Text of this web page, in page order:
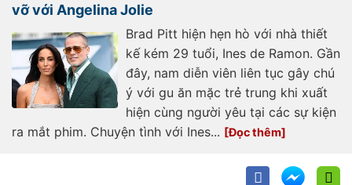
vỡ với Angelina Jolie
Brad Pitt hiện hẹn hò với nhà thiết
kế kém 29 tuổi, Ines de Ramon. Gần
đây, nam diễn viên liên tục gây chú
ý với gu ăn mặc trẻ trung khi xuất
hiện cùng người yêu tại các sự kiện
ra mắt phim. Chuyện tình với Ines...